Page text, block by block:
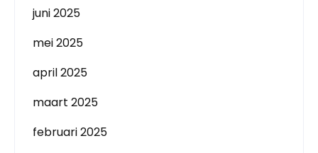
juni 2025
mei 2025
april 2025
maart 2025
februari 2025